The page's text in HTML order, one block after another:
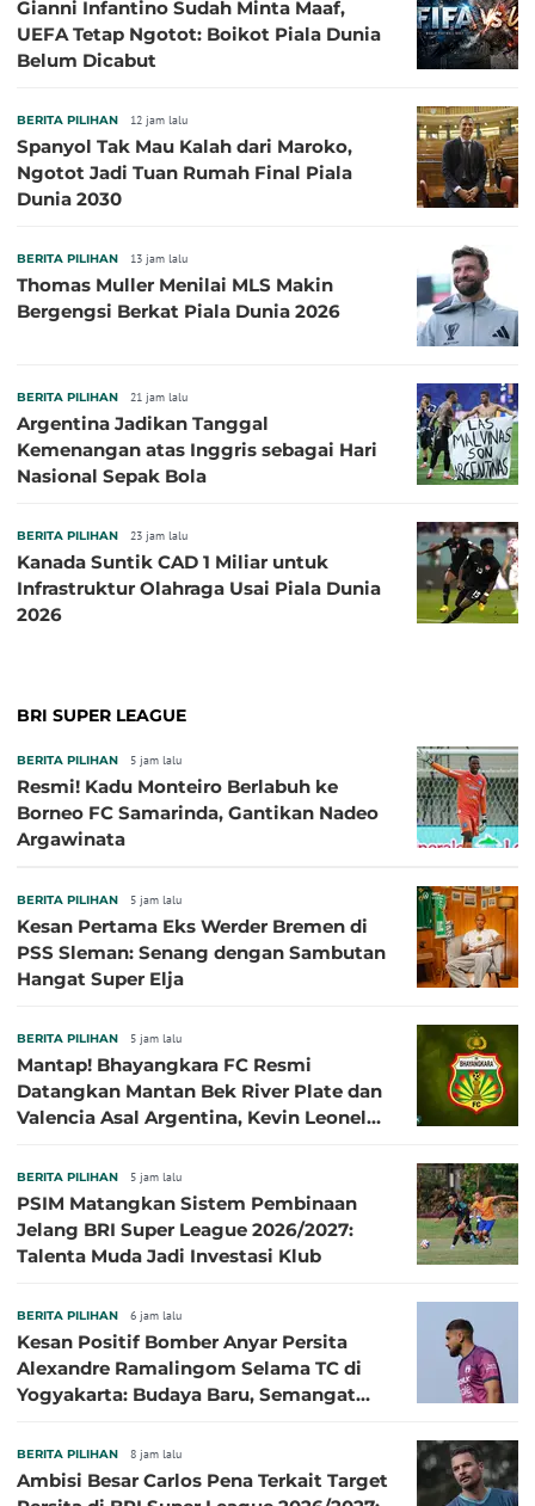
Gianni Infantino Sudah Minta Maaf,
UEFA Tetap Ngotot: Boikot Piala Dunia
Belum Dicabut
BERITA PILIHAN 12 jam lalu
Spanyol Tak Mau Kalah dari Maroko,
Ngotot Jadi Tuan Rumah Final Piala
Dunia 2030
BERITA PILIHAN 13 jam lalu
Thomas Muller Menilai MLS Makin
Bergengsi Berkat Piala Dunia 2026
BERITA PILIHAN 21 jam lalu
Argentina Jadikan Tanggal
Kemenangan atas Inggris sebagai Hari
Nasional Sepak Bola
BERITA PILIHAN 23 jam lalu
Kanada Suntik CAD 1 Miliar untuk
Infrastruktur Olahraga Usai Piala Dunia
2026
BRI SUPER LEAGUE
BERITA PILIHAN 5 jam lalu
Resmi! Kadu Monteiro Berlabuh ke
Borneo FC Samarinda, Gantikan Nadeo
Argawinata
BERITA PILIHAN 5 jam lalu
Kesan Pertama Eks Werder Bremen di
PSS Sleman: Senang dengan Sambutan
Hangat Super Elja
BERITA PILIHAN 5 jam lalu
Mantap! Bhayangkara FC Resmi
Datangkan Mantan Bek River Plate dan
Valencia Asal Argentina, Kevin Leonel
BERITA PILIHAN 5 jam lalu
PSIM Matangkan Sistem Pembinaan
Jelang BRI Super League 2026/2027:
Talenta Muda Jadi Investasi Klub
BERITA PILIHAN 6 jam lalu
Kesan Positif Bomber Anyar Persita
Alexandre Ramalingom Selama TC di
Yogyakarta: Budaya Baru, Semangat
BERITA PILIHAN 8 jam lalu
Ambisi Besar Carlos Pena Terkait Target